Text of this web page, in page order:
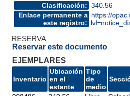
Clasificación: 340.56
Enlace permanente a
este registro:
https://
RESERVA
Reservar este documento
EJEMPLARES
Inventario
Ubicación
en el
estante
Tipo
de
medio